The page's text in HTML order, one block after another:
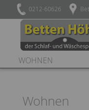
0212-60626
WOHNEN
Wohnen